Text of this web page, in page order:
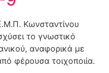
Κωνσταντίνου
το γνωστικό
αναφορικά με
φέρουσα τοιχοποιία.